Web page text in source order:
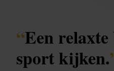
“Een
sport kijken.